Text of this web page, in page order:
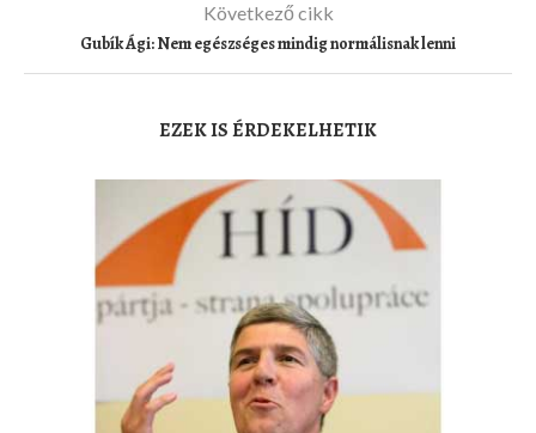
Következő cikk
Gubík Ági: Nem egészséges mindig normálisnak lenni
EZEK IS ÉRDEKELHETIK